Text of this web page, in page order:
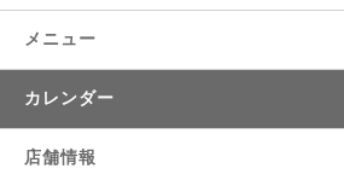
メニュー
カレンダー
店舗情報